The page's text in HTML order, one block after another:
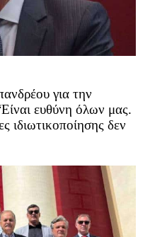
για την
ευθύνη όλων μας.
ιδιωτικοποίησης δεν